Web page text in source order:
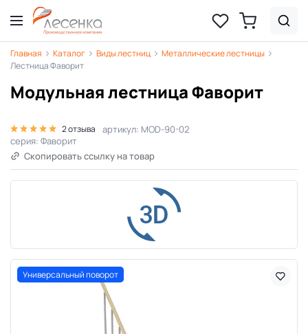
Главная Каталог Виды лестниц
Металлические лестницы
Лестница Фаворит
Модульная лестница Фаворит
2 отзыва
артикул: MOD-90-02
серия: Фаворит
Скопировать ссылку на товар
Универсальный поворот